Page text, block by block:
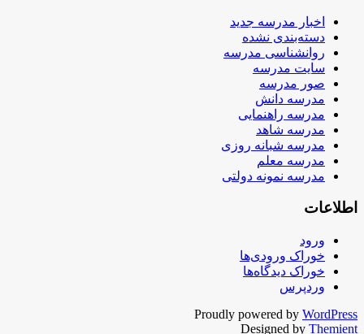
اخبار مدرسه جدید
دسته‌بندی نشده
روانشناسی مدرسه
سایت مدرسه
صور مدرسه
مدرسه دانش
مدرسه راهنمایی
مدرسه شاهد
مدرسه شبانه روزی
مدرسه معلم
مدرسه نمونه دولتی
اطلاعات
ورود
خوراک ورودی‌ها
خوراک دیدگاه‌ها
وردپرس
Proudly powered by WordPress
Designed by Themient